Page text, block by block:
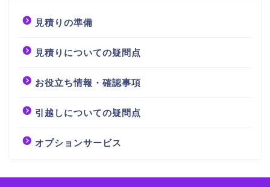
見積りの準備
見積りについての疑問点
お役立ち情報・確認事項
引越しについての疑問点
オプションサービス